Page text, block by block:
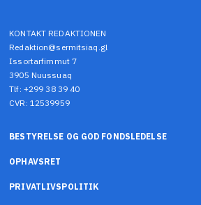
KONTAKT REDAKTIONEN
Redaktion@sermitsiaq.gl
Issortarfimmut 7
3905 Nuussuaq
Tlf: +299 38 39 40
CVR: 12539959
BESTYRELSE OG GOD FONDSLEDELSE
OPHAVSRET
PRIVATLIVSPOLITIK